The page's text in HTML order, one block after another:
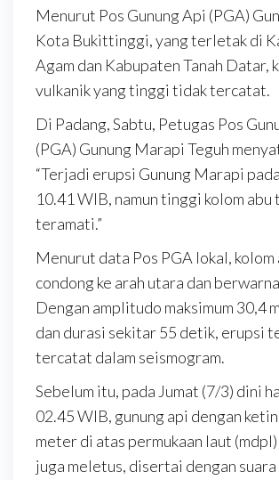
Menurut Pos Gunung Api (PGA)
Kota Bukittinggi, yang terletak di
Agam dan Kabupaten Tanah Datar,
vulkanik yang tinggi tidak tercatat.
Di Padang, Sabtu, Petugas Pos
(PGA) Gunung Marapi Teguh
“Terjadi erupsi Gunung Marapi
10.41 WIB, namun tinggi kolom abu
teramati.”
Menurut data Pos PGA lokal, kolom
condong ke arah utara dan
Dengan amplitudo maksimum 30,4
dan durasi sekitar 55 detik, erupsi
tercatat dalam seismogram.
Sebelum itu, pada Jumat (7/3) dini
02.45 WIB, gunung api dengan
meter di atas permukaan laut
juga meletus, disertai dengan suara